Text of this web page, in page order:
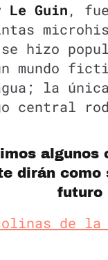
Le Guin,
hizo
mundo
la
central
algunos
dirán como
futuro
de